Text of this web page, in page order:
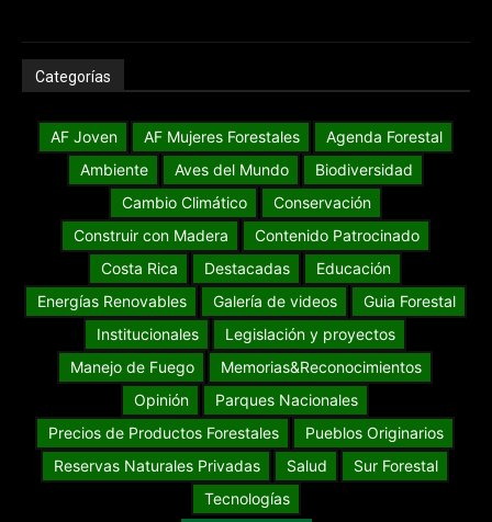
Categorías
AF Joven AF Mujeres Forestales
Agenda Forestal
Ambiente
Aves del Mundo
Biodiversidad
Cambio Climático
Conservación
Construir con Madera
Contenido Patrocinado
Costa Rica
Destacadas
Educación
Energías Renovables
Galería de videos
Guia Forestal
Institucionales
Legislación y proyectos
Manejo de Fuego
Memorias&Reconocimientos
Opinión
Parques Nacionales
Precios de Productos Forestales
Pueblos Originarios
Reservas Naturales Privadas
Salud
Sur Forestal
Tecnologías